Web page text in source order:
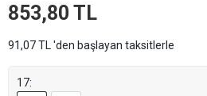
853,80 TL
91,07 TL 'den başlayan taksitlerle
17: